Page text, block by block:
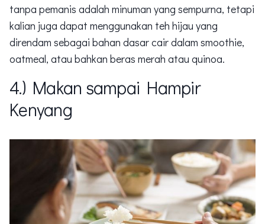
tanpa pemanis adalah minuman yang sempurna, tetapi
kalian juga dapat menggunakan teh hijau yang
direndam sebagai bahan dasar cair dalam smoothie,
oatmeal, atau bahkan beras merah atau quinoa.
4.) Makan sampai Hampir
Kenyang